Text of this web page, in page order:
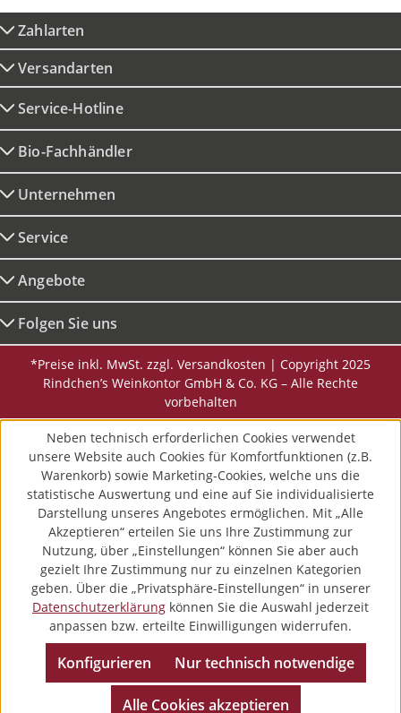
Zahlarten
Versandarten
Service-Hotline
Bio-Fachhändler
Unternehmen
Service
Angebote
Folgen Sie uns
*Preise inkl. MwSt. zzgl. Versandkosten | Copyright 2025
Rindchen’s Weinkontor GmbH & Co. KG – Alle Rechte
vorbehalten
Neben technisch erforderlichen Cookies verwendet
unsere Website auch Cookies für Komfortfunktionen (z.B.
Warenkorb) sowie Marketing-Cookies, welche uns die
statistische Auswertung und eine auf Sie individualisierte
Darstellung unseres Angebotes ermöglichen. Mit „Alle
Akzeptieren“ erteilen Sie uns Ihre Zustimmung zur
Nutzung, über „Einstellungen“ können Sie aber auch
gezielt Ihre Zustimmung nur zu einzelnen Kategorien
geben. Über die „Privatsphäre-Einstellungen“ in unserer
Datenschutzerklärung können Sie die Auswahl jederzeit
anpassen bzw. erteilte Einwilligungen widerrufen.
Nur technisch notwendige
Konfigurieren
Alle Cookies akzeptieren